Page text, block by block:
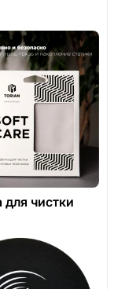
чистки